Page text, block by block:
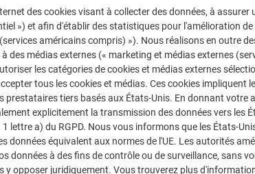
des cookies visant à collecter des données, à assurer
») et afin d'établir des statistiques pour l'amélioration
américains compris) »). Nous réalisons en outre
des médias externes (« marketing et médias externes
les catégories de cookies et médias externes
tous les cookies et médias. Ces cookies impliquent
prestataires tiers basés aux États-Unis. En donnant votre
explicitement la transmission des données vers les
lettre a) du RGPD. Nous vous informons que les États-
données équivalent aux normes de l'UE. Les autorités
données à des fins de contrôle ou de surveillance, sans
y opposer juridiquement. Vous trouverez plus